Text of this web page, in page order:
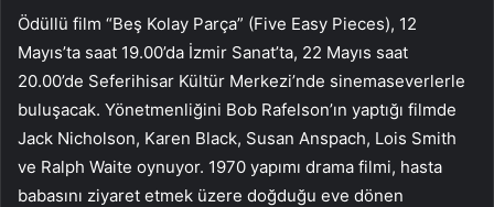
Ödüllü film “Beş Kolay Parça” (Five Easy Pieces), 12
Mayıs’ta saat 19.00’da İzmir Sanat’ta, 22 Mayıs saat
20.00’de Seferihisar Kültür Merkezi’nde sinemaseverlerle
buluşacak. Yönetmenliğini Bob Rafelson’ın yaptığı filmde
Jack Nicholson, Karen Black, Susan Anspach, Lois Smith
ve Ralph Waite oynuyor. 1970 yapımı drama filmi, hasta
babasını ziyaret etmek üzere doğduğu eve dönen